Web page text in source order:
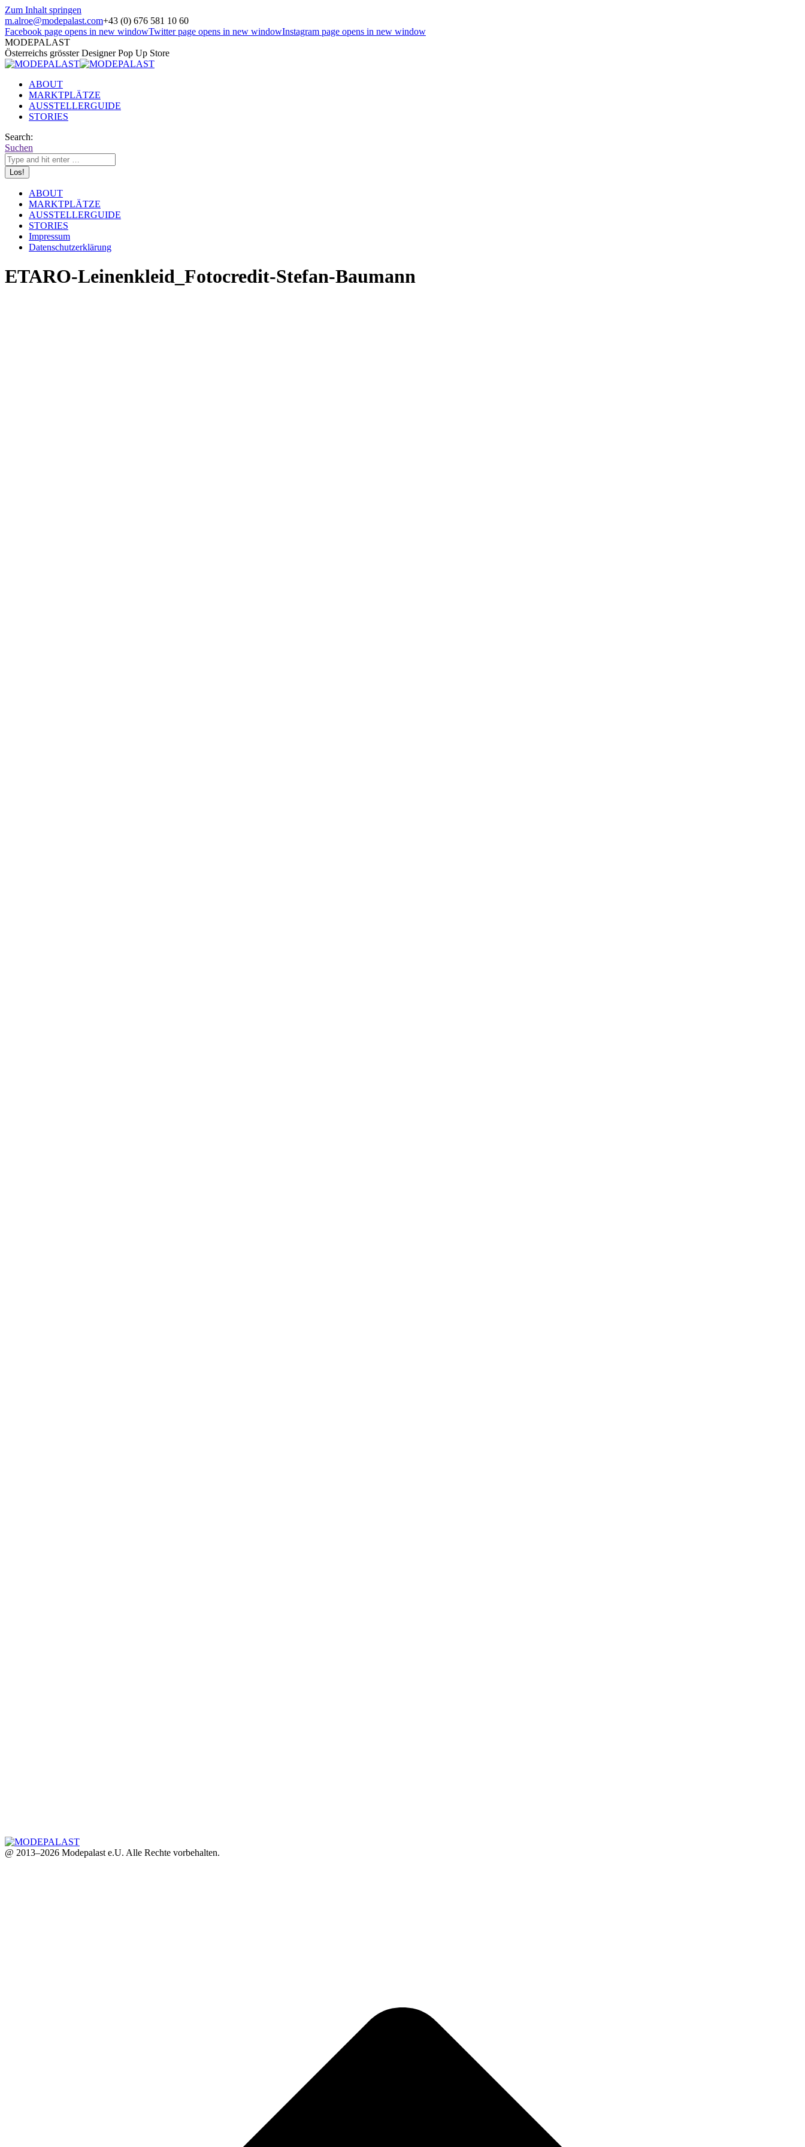
Zum Inhalt springen
m.alroe@modepalast.com+43 (0) 676 581 10 60
Facebook page opens in new windowTwitter page opens in new windowInstagram page opens in new window
MODEPALAST
Österreichs grösster Designer Pop Up Store
ABOUT
MARKTPLÄTZE
AUSSTELLERGUIDE
STORIES
Search:
Suchen
ABOUT
MARKTPLÄTZE
AUSSTELLERGUIDE
STORIES
Impressum
Datenschutzerklärung
ETARO-Leinenkleid_Fotocredit-Stefan-Baumann
@ 2013–2026 Modepalast e.U. Alle Rechte vorbehalten.